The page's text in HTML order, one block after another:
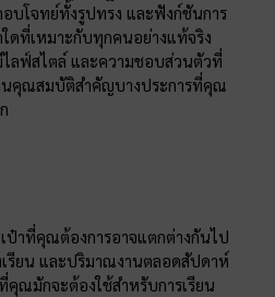
บโจทย์ทั้งรูปทรง และฟังก์ชันการ
ดที่เหมาะกับทุกคนอย่างแท้จริง
ลฟ์สไตล์ และความชอบส่วนตัวที่
นคุณสมบัติสำคัญบางประการที่คุณ
ป๋าที่คุณต้องการอาจแตกต่างกันไป
รียน และปริมาณงานตลอดสัปดาห์
คุณมักจะต้องใช้สำหรับการเรียน